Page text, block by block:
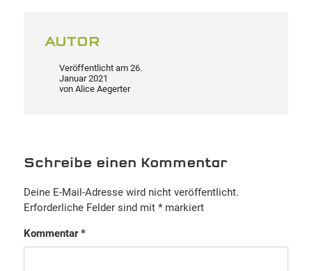
AUTOR
Veröffentlicht am 26.
Januar 2021
von Alice Aegerter
Schreibe einen Kommentar
Deine E-Mail-Adresse wird nicht veröffentlicht.
Erforderliche Felder sind mit *markiert
Kommentar*